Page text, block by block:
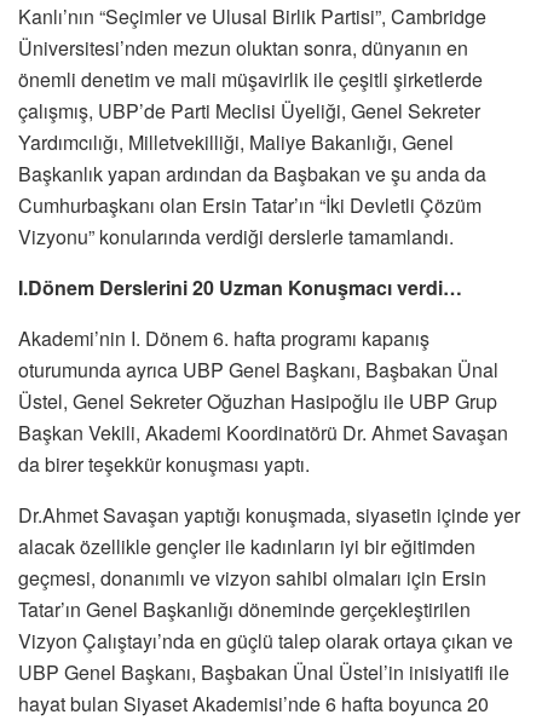
Kanlı’nın “Seçimler ve Ulusal Birlik Partisi”, Cambridge
Üniversitesi’nden mezun oluktan sonra, dünyanın en
önemli denetim ve mali müşavirlik ile çeşitli şirketlerde
çalışmış, UBP’de Parti Meclisi Üyeliği, Genel Sekreter
Yardımcılığı, Milletvekilliği, Maliye Bakanlığı, Genel
Başkanlık yapan ardından da Başbakan ve şu anda da
Cumhurbaşkanı olan Ersin Tatar’ın “İki Devletli Çözüm
Vizyonu” konularında verdiği derslerle tamamlandı.
I.Dönem Derslerini 20 Uzman Konuşmacı verdi…
Akademi’nin I. Dönem 6. hafta programı kapanış
oturumunda ayrıca UBP Genel Başkanı, Başbakan Ünal
Üstel, Genel Sekreter Oğuzhan Hasipoğlu ile UBP Grup
Başkan Vekili, Akademi Koordinatörü Dr. Ahmet Savaşan
da birer teşekkür konuşması yaptı.
Dr.Ahmet Savaşan yaptığı konuşmada, siyasetin içinde yer
alacak özellikle gençler ile kadınların iyi bir eğitimden
geçmesi, donanımlı ve vizyon sahibi olmaları için Ersin
Tatar’ın Genel Başkanlığı döneminde gerçekleştirilen
Vizyon Çalıştayı’nda en güçlü talep olarak ortaya çıkan ve
UBP Genel Başkanı, Başbakan Ünal Üstel’in inisiyatifi ile
hayat bulan Siyaset Akademisi’nde 6 hafta boyunca 20